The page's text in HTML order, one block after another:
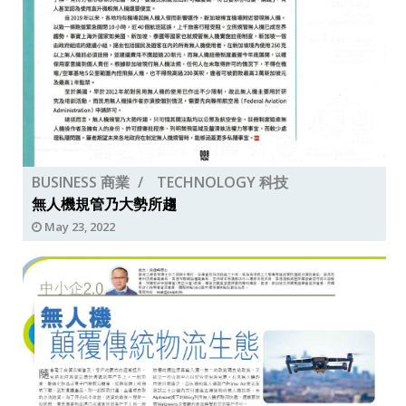
BUSINESS 商業
TECHNOLOGY 科技
無人機規管乃大勢所趨
May 23, 2022